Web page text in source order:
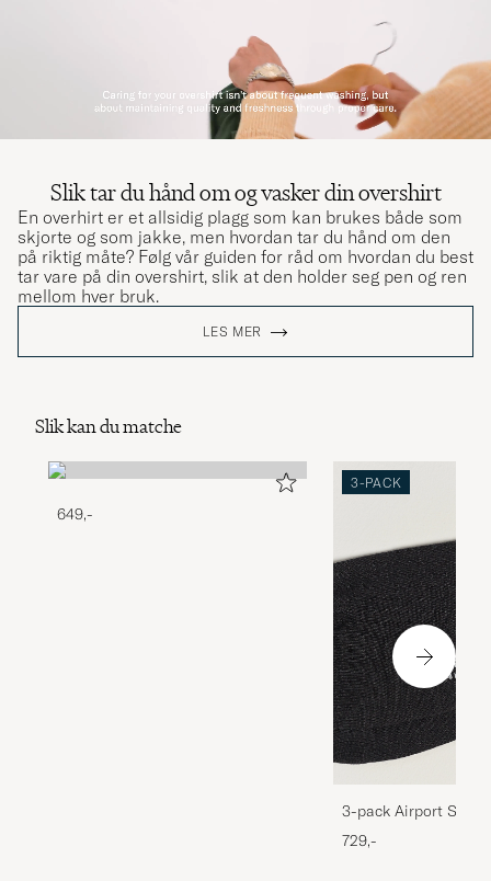
Slik tar du hånd om og vasker din overshirt
En overhirt er et allsidig plagg som kan brukes både som
skjorte og som jakke, men hvordan tar du hånd om den
på riktig måte? Følg vår guiden for råd om hvordan du best
tar vare på din overshirt, slik at den holder seg pen og ren
mellom hver bruk.
LES MER
Slik kan du matche
649,-
3-PACK
3-pack Airport
Melange
729,-